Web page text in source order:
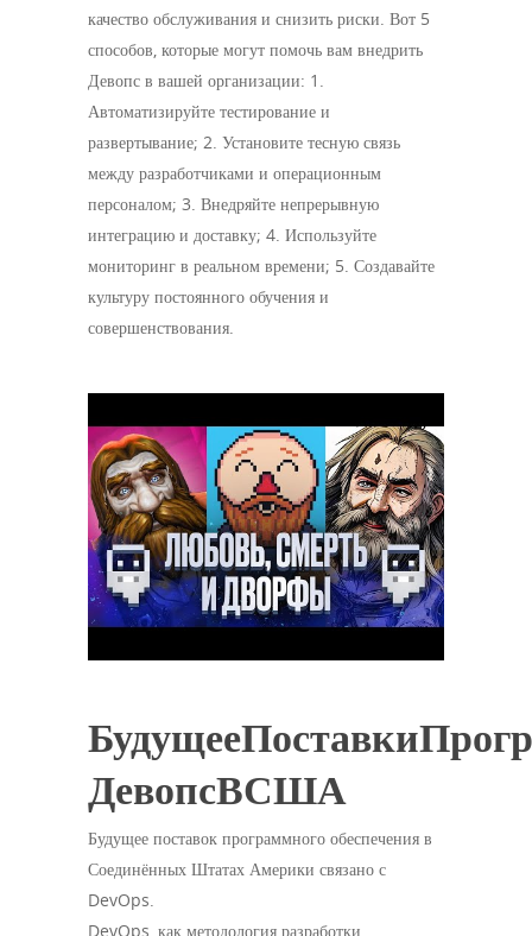
качество обслуживания и снизить риски. Вот 5
способов, которые могут помочь вам внедрить
Девопс в вашей организации: 1.
Автоматизируйте тестирование и
развертывание; 2. Установите тесную связь
между разработчиками и операционным
персоналом; 3. Внедряйте непрерывную
интеграцию и доставку; 4. Используйте
мониторинг в реальном времени; 5. Создавайте
культуру постоянного обучения и
совершенствования.
ДевопсВСША
Будущее поставок программного обеспечения в
Соединённых Штатах Америки связано с
DevOps.
DevOps, как методология разработки,